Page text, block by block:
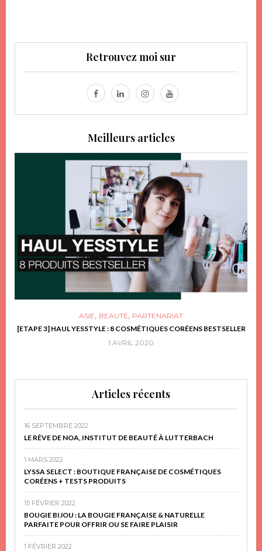
Retrouvez moi sur
Meilleurs articles
ASIE, BEAUTÉ, PARTENARIAT
[ETAPE 3] HAUL YESSTYLE : 8 COSMÉTIQUES CORÉENS BESTSELLER
1 AVRIL 2020
Articles récents
16 SEPTEMBRE 2022
LE RÊVE DE NOA, INSTITUT DE BEAUTÉ À LUTTERBACH
1 MARS 2022
LYSSA SELECT : BOUTIQUE FRANÇAISE DE COSMÉTIQUES
CORÉENS + TESTS PRODUITS
15 FÉVRIER 2022
BOUGIE BIJOU : LA BOUGIE FRANÇAISE & NATURELLE
PARFAITE POUR OFFRIR OU SE FAIRE PLAISIR
1 FÉVRIER 2022